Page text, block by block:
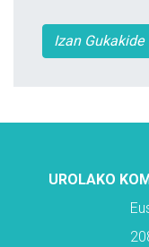
Izan Gukakide
UROLAKO